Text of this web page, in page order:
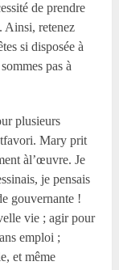
de prendre
Ainsi, retenez
si disposée à
pas à
plusieurs
Mary prit
àl’œuvre. Je
je pensais
gouvernante !
vie ; agir pour
emploi ;
et même